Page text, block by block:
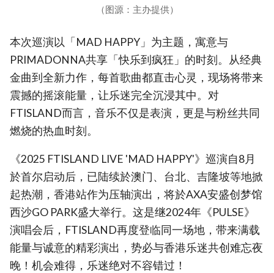
（图源：主办提供）
本次巡演以「MAD HAPPY」为主题，寓意与
PRIMADONNA共享「快乐到疯狂」的时刻。从经典
金曲到全新力作，每首歌曲都直击心灵，现场将带来
震撼的摇滚能量，让乐迷完全沉浸其中。对
FTISLAND而言，音乐不仅是表演，更是与粉丝共同
燃烧的热血时刻。
《2025 FTISLAND LIVE 'MAD HAPPY'》巡演自8月
於首尔启动后，已陆续於澳门、台北、吉隆坡等地掀
起热潮，香港站作为压轴演出，将於AXA安盛创梦馆
西沙GO PARK盛大举行。这是继2024年《PULSE》
演唱会后，FTISLAND再度登临同一场地，带来满载
能量与诚意的精彩演出，势必与香港乐迷共创难忘夜
晚！机会难得，乐迷绝对不容错过！